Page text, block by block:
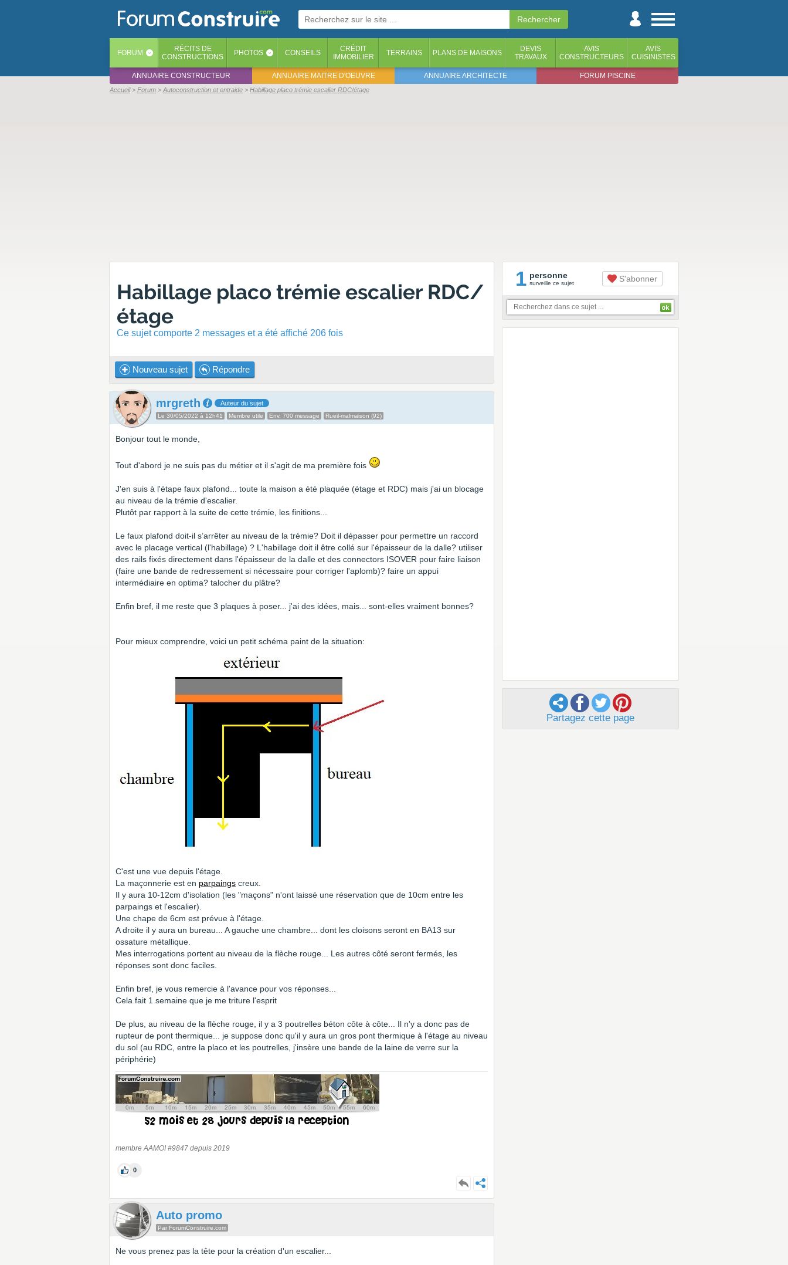
FORUM ‹ RÉCITS DE
CONSTRUCTIONS
PHOTOS ‹ CONSEILS
CRÉDIT
IMMOBILIER
TERRAINS PLANS DE MAISONS
DEVIS
TRAVAUX
AVIS
CONSTRUCTEURS
AVIS
CUISINISTES
ANNUAIRE CONSTRUCTEUR ANNUAIRE MAITRE D'OEUVRE ANNUAIRE ARCHITECTE FORUM PISCINE
Accueil Forum Autoconstruction et entraide Habillage placo trémie escalier RDC/étage
Habillage placo trémie escalier RDC/
étage
Ce sujet comporte 2 messages et a été affiché 206 fois
Nouveau sujet Répondre
mrgreth Auteur du sujet
Le 30/05/2022 à 12h41 Membre utile Env. 700 message Rueil-malmaison (92)
Bonjour tout le monde,
Tout d'abord je ne suis pas du métier et il s'agit de ma première fois
J'en suis à l'étape faux plafond... toute la maison a été plaquée (étage et RDC) mais j'ai un blocage
au niveau de la trémie d'escalier.
Plutôt par rapport à la suite de cette trémie, les finitions...
Le faux plafond doit-il s’arrêter au niveau de la trémie? Doit il dépasser pour permettre un raccord
avec le placage vertical (l'habillage) ? L'habillage doit il être collé sur l'épaisseur de la dalle? utiliser
des rails fixés directement dans l'épaisseur de la dalle et des connectors ISOVER pour faire liaison
(faire une bande de redressement si nécessaire pour corriger l'aplomb)? faire un appui
intermédiaire en optima? talocher du plâtre?
Enfin bref, il me reste que 3 plaques à poser... j'ai des idées, mais... sont-elles vraiment bonnes?
Pour mieux comprendre, voici un petit schéma paint de la situation:
C'est une vue depuis l'étage.
La maçonnerie est en parpaings creux.
Il y aura 10-12cm d'isolation (les "maçons" n'ont laissé une réservation que de 10cm entre les
parpaings et l'escalier).
Une chape de 6cm est prévue à l'étage.
A droite il y aura un bureau... A gauche une chambre... dont les cloisons seront en BA13 sur
ossature métallique.
Mes interrogations portent au niveau de la flèche rouge... Les autres côté seront fermés, les
réponses sont donc faciles.
Enfin bref, je vous remercie à l'avance pour vos réponses...
Cela fait 1 semaine que je me triture l'esprit
De plus, au niveau de la flèche rouge, il y a 3 poutrelles béton côte à côte... Il n'y a donc pas de
rupteur de pont thermique... je suppose donc qu'il y aura un gros pont thermique à l'étage au niveau
du sol (au RDC, entre la placo et les poutrelles, j'insère une bande de la laine de verre sur la
périphérie)
membre AAMOI #9847 depuis 2019
0
Auto promo
Par ForumConstruire.com
Ne vous prenez pas la tête pour la création d'un escalier...
1 personne
surveille ce sujet S'abonner
Partagez cette page